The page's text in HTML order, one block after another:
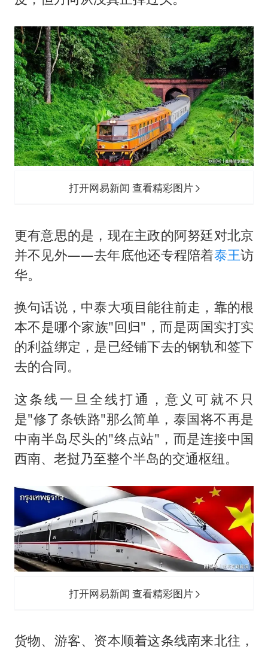
打开网易新闻 查看精彩图片
更有意思的是，现在主政的阿努廷对北京
并不见外——去年底他还专程陪着泰王访
华。
换句话说，中泰大项目能往前走，靠的根
本不是哪个家族"回归"，而是两国实打实
的利益绑定，是已经铺下去的钢轨和签下
去的合同。
这条线一旦全线打通，意义可就不只
是"修了条铁路"那么简单，泰国将不再是
中南半岛尽头的"终点站"，而是连接中国
西南、老挝乃至整个半岛的交通枢纽。
打开网易新闻 查看精彩图片
货物、游客、资本顺着这条线南来北往，